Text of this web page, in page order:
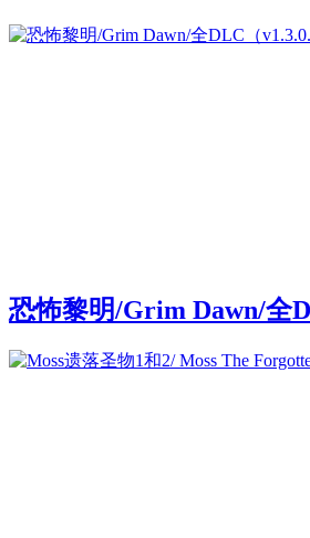
恐怖黎明/Grim Dawn/全